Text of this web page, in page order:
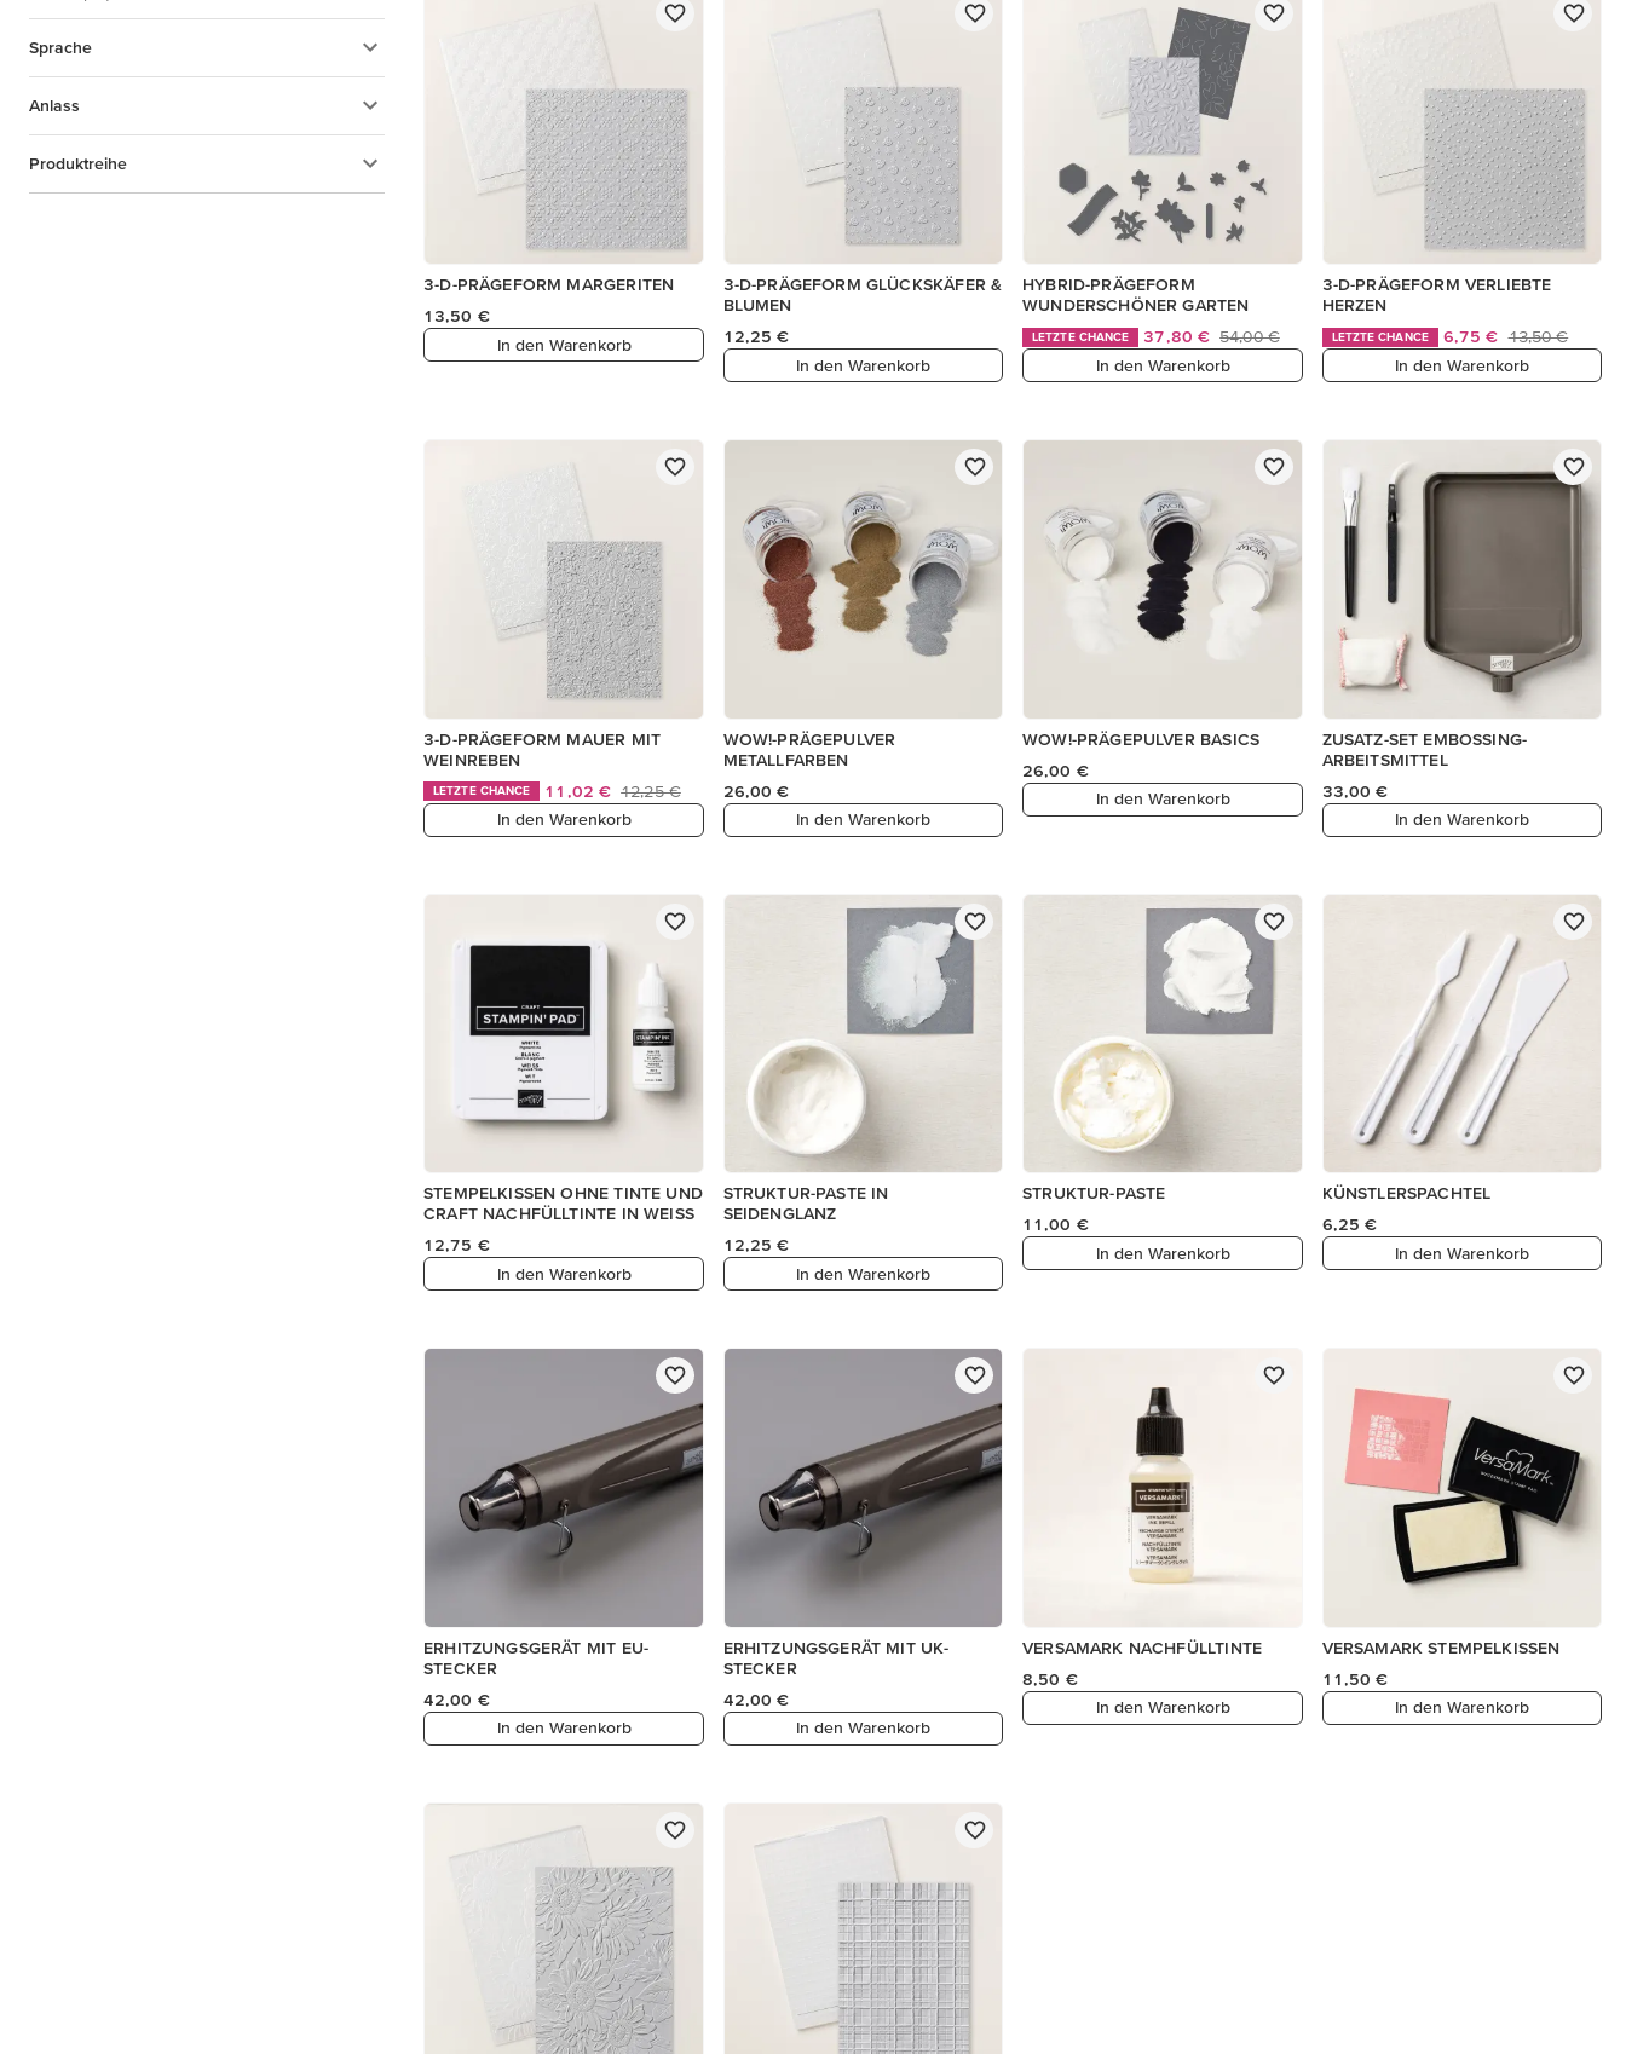
Sprache
Anlass
Produktreihe
3-D-PRÄGEFORM MARGERITEN
13,50 €
In den Warenkorb
3-D-PRÄGEFORM GLÜCKSKÄFER &
BLUMEN
12,25 €
In den Warenkorb
HYBRID-PRÄGEFORM
WUNDERSCHÖNER GARTEN
LETZTE CHANCE 37,80 € 54,00 €
In den Warenkorb
3-D-PRÄGEFORM VERLIEBTE
HERZEN
LETZTE CHANCE 6,75 € 13,50 €
In den Warenkorb
3-D-PRÄGEFORM MAUER MIT
WEINREBEN
LETZTE CHANCE 11,02 € 12,25 €
In den Warenkorb
WOW!-PRÄGEPULVER
METALLFARBEN
26,00 €
In den Warenkorb
WOW!-PRÄGEPULVER BASICS
26,00 €
In den Warenkorb
ZUSATZ-SET EMBOSSING-
ARBEITSMITTEL
33,00 €
In den Warenkorb
STEMPELKISSEN OHNE TINTE UND
CRAFT NACHFÜLLTINTE IN WEISS
12,75 €
In den Warenkorb
STRUKTUR-PASTE IN
SEIDENGLANZ
12,25 €
In den Warenkorb
STRUKTUR-PASTE
11,00 €
In den Warenkorb
KÜNSTLERSPACHTEL
6,25 €
In den Warenkorb
ERHITZUNGSGERÄT MIT EU-
STECKER
42,00 €
In den Warenkorb
ERHITZUNGSGERÄT MIT UK-
STECKER
42,00 €
In den Warenkorb
VERSAMARK NACHFÜLLTINTE
8,50 €
In den Warenkorb
VERSAMARK STEMPELKISSEN
11,50 €
In den Warenkorb